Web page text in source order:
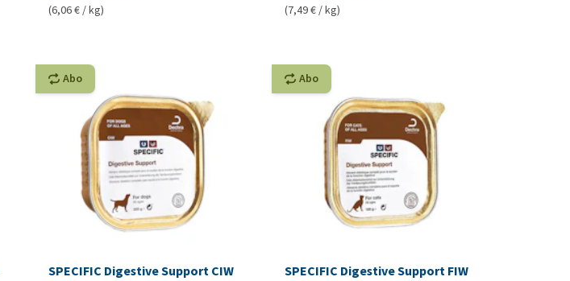
(6,06 € / kg) (7,49 € / kg)
Abo
SPECIFIC Digestive Support CIW
Abo
SPECIFIC Digestive Support FIW